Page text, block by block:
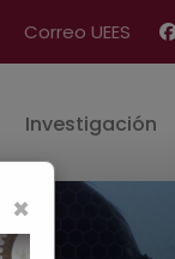
Correo UEES
Investigación
×